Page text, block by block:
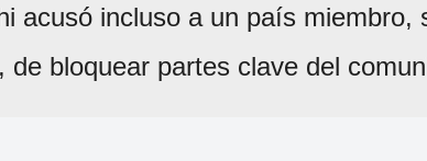
acusó incluso a un país miembro,
de bloquear partes clave del